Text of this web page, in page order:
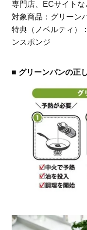
専門店、ECサイトな
対象商品：グリーン
特典（ノベルティ）
ンスポンジ
■ グリーンパンの正